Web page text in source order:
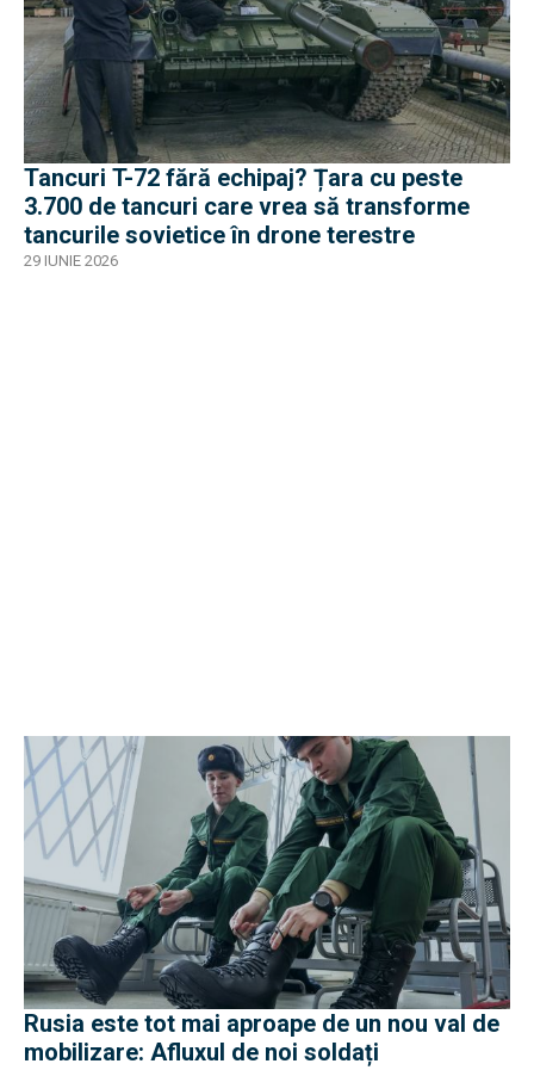
Tancuri T-72 fără echipaj? Țara cu peste
3.700 de tancuri care vrea să transforme
tancurile sovietice în drone terestre
29 IUNIE 2026
Rusia este tot mai aproape de un nou val de
mobilizare: Afluxul de noi soldați